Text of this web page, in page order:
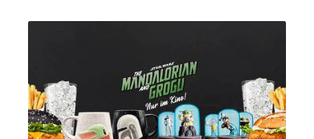
Sterneklassifizierung auf ein digital geprägtes